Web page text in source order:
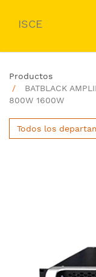
ISCE
Productos
BATBLACK
800W 1600W
Todos los